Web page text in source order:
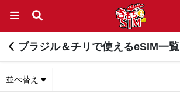
ブラジル＆チリで使えるeSIM一覧
並べ替え